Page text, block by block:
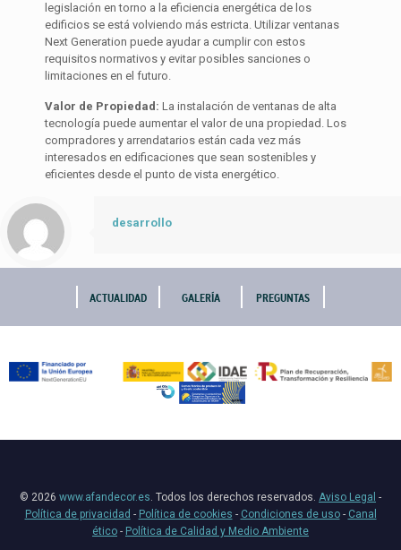
legislación en torno a la eficiencia energética de los
edificios se está volviendo más estricta. Utilizar ventanas
Next Generation puede ayudar a cumplir con estos
requisitos normativos y evitar posibles sanciones o
limitaciones en el futuro.
Valor de Propiedad: La instalación de ventanas de alta
tecnología puede aumentar el valor de una propiedad. Los
compradores y arrendatarios están cada vez más
interesados en edificaciones que sean sostenibles y
eficientes desde el punto de vista energético.
desarrollo
ACTUALIDAD GALERÍA PREGUNTAS
© 2026 www.afandecor.es. Todos los derechos reservados. Aviso Legal -
Política de privacidad - Política de cookies - Condiciones de uso- Canal
ético - Política de Calidad y Medio Ambiente